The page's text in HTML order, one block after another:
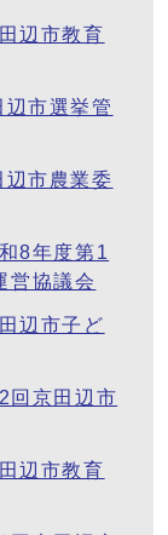
辺市教育
辺市選挙管
辺市農業委
8年度第1
営協議会
辺市子ど
回京田辺市
辺市教育